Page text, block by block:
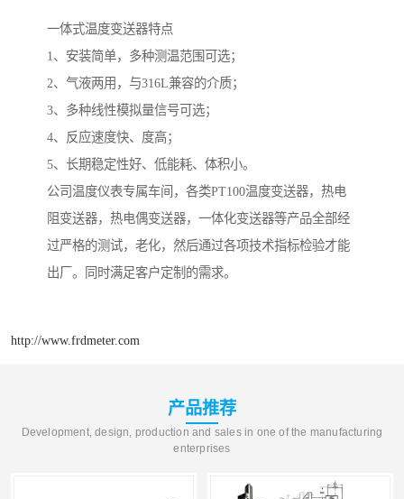
一体式温度变送器特点
1、安装简单，多种测温范围可选；
2、气液两用，与316L兼容的介质；
3、多种线性模拟量信号可选；
4、反应速度快、度高；
5、长期稳定性好、低能耗、体积小。
公司温度仪表专属车间，各类PT100温度变送器，热电
阻变送器，热电偶变送器，一体化变送器等产品全部经
过严格的测试，老化，然后通过各项技术指标检验才能
出厂。同时满足客户定制的需求。
http://www.frdmeter.com
产品推荐
Development, design, production and sales in one of the manufacturing
enterprises